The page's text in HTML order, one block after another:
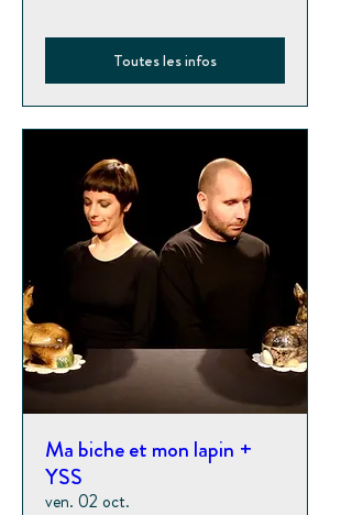
Toutes les infos
Ma biche et mon lapin +
YSS
ven. 02 oct.